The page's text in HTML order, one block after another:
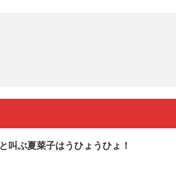
叫ぶ夏菜子はうひょうひょ！